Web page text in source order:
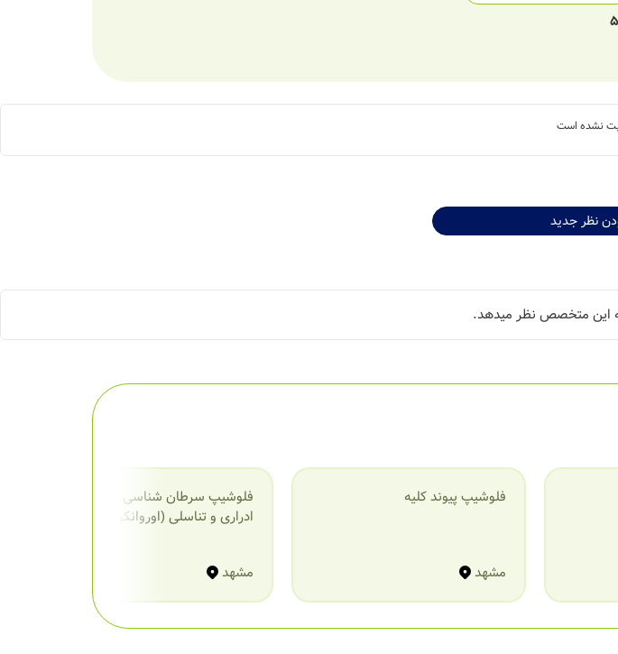
نشده است
نظر جدید
این متخصص نظر میدهد.
فلوشیپ پیوند کلیه
مشهد
فلوشیپ سرطان شناسی دستگاه
ادراری و تناسلی (اوروانکولوژی)
مشهد